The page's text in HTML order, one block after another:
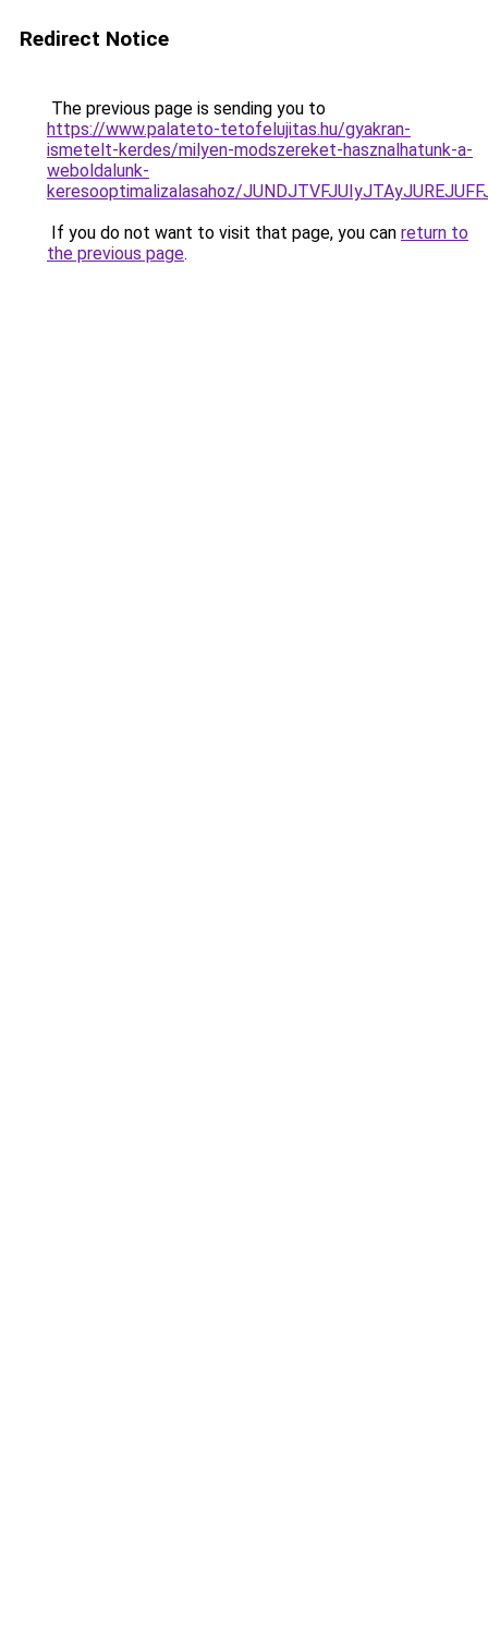
Redirect Notice
The previous page is sending you to
https://www.palateto-tetofelujitas.hu/gyakran-
ismetelt-kerdes/milyen-modszereket-hasznalhatunk-a-
weboldalunk-
keresooptimalizalasahoz/
If you do not want to visit that page, you can return to
the previous page.